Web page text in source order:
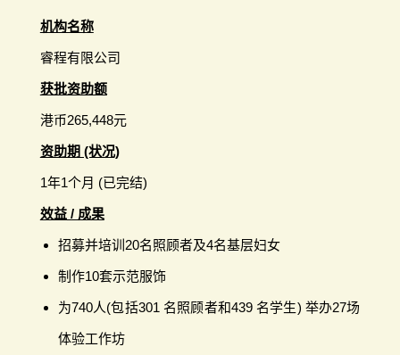
机构名称
睿程有限公司
获批资助额
港币265,448元
资助期 (状况)
1年1个月 (已完结)
效益 / 成果
招募并培训20名照顾者及4名基层妇女
制作10套示范服饰
为740人(包括301 名照顾者和439 名学生) 举办27场
体验工作坊